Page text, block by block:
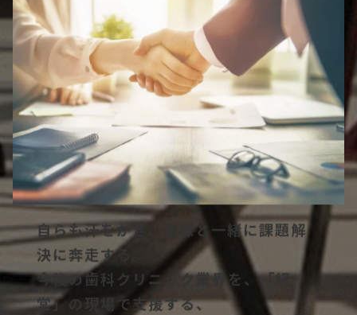
自らも汗をかき、皆様と一緒に課題解
決に奔走する。
今後の歯科クリニック業界を、「経
営」の現場で支援する、